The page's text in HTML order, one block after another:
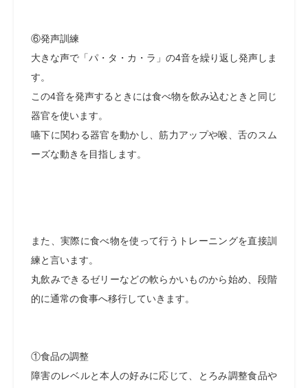
⑥発声訓練
大きな声で「パ・タ・カ・ラ」の4音を繰り返し発声しま
す。
この4音を発声するときには食べ物を飲み込むときと同じ
器官を使います。
嚥下に関わる器官を動かし、筋力アップや喉、舌のスム
ーズな動きを目指します。
また、実際に食べ物を使って行うトレーニングを直接訓
練と言います。
丸飲みできるゼリーなどの軟らかいものから始め、段階
的に通常の食事へ移行していきます。
①食品の調整
障害のレベルと本人の好みに応じて、とろみ調整食品や